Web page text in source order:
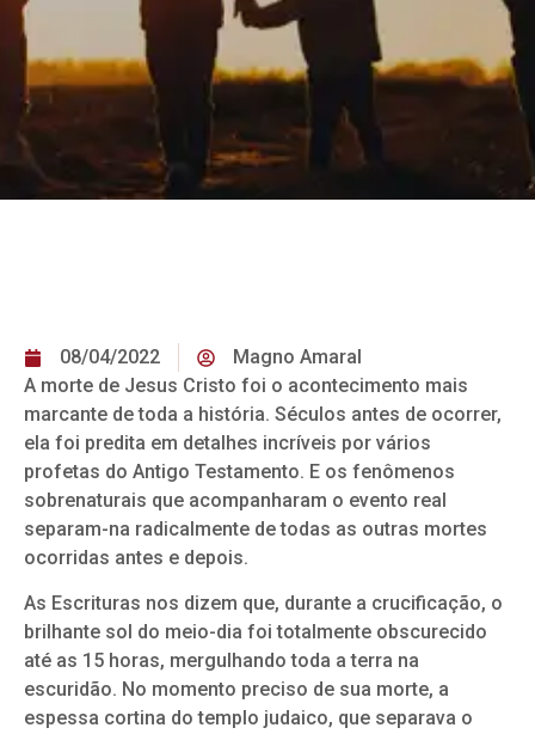
08/04/2022
Magno Amaral
A morte de Jesus Cristo foi o acontecimento mais
marcante de toda a história. Séculos antes de ocorrer,
ela foi predita em detalhes incríveis por vários
profetas do Antigo Testamento. E os fenômenos
sobrenaturais que acompanharam o evento real
separam-na radicalmente de todas as outras mortes
ocorridas antes e depois.
As Escrituras nos dizem que, durante a crucificação, o
brilhante sol do meio-dia foi totalmente obscurecido
até as 15 horas, mergulhando toda a terra na
escuridão. No momento preciso de sua morte, a
espessa cortina do templo judaico, que separava o